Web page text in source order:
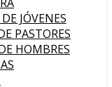
JÓVENES
PASTORES
HOMBRES